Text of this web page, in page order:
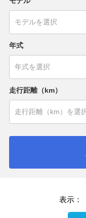
年式
走行距離（km）
表示：